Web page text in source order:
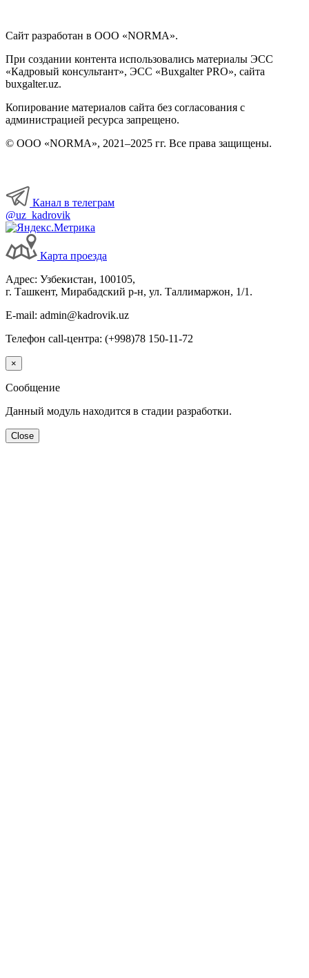
Сайт разработан в ООО «NORMA».
При создании контента использовались материалы ЭСС
«Кадровый консультант», ЭСС «Buxgalter PRO», сайта
buxgalter.uz.
Копирование материалов сайта без согласования с
администрацией ресурса запрещено.
© ООО «NORMA», 2021–2025 гг. Все права защищены.
Канал в телеграм
@uz_kadrovik
Карта проезда
Адрес: Узбекистан, 100105,
г. Ташкент, Мирабадский р-н, ул. Таллимаржон, 1/1.
E-mail: admin@kadrovik.uz
Телефон call-центра: (+998)78 150-11-72
×
Сообщение
Данный модуль находится в стадии разработки.
Close